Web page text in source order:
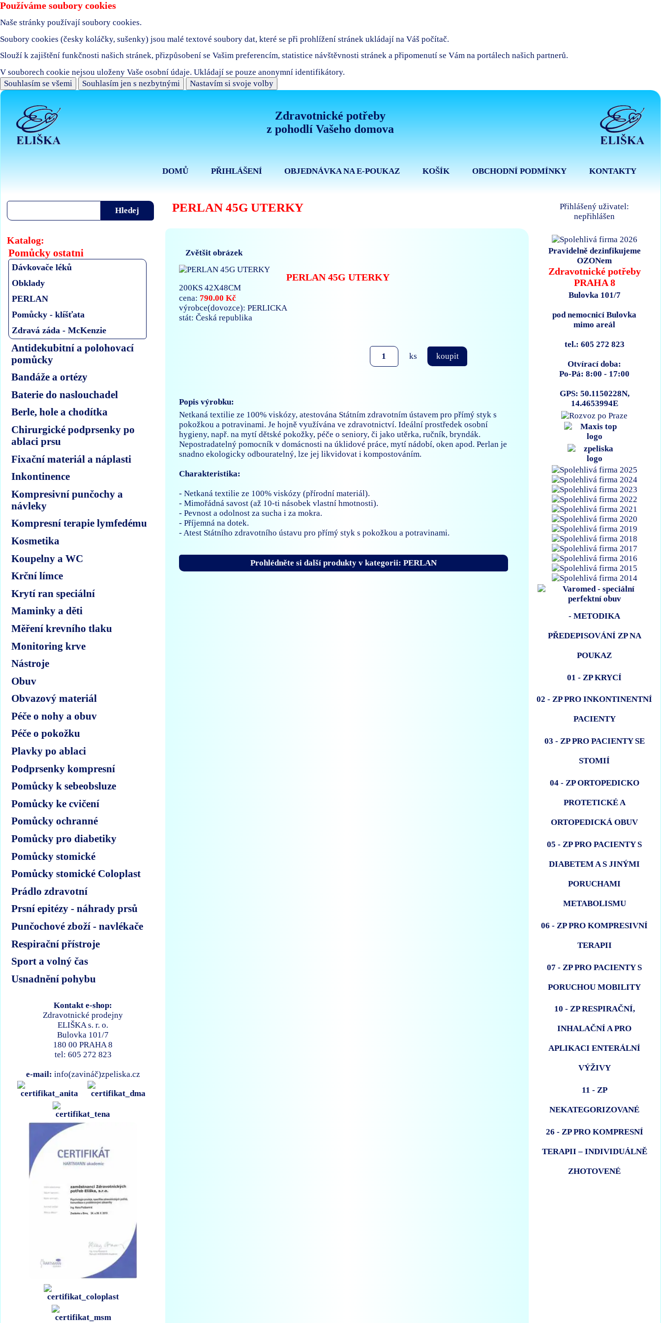
Používáme soubory cookies
Naše stránky používají soubory cookies.
Soubory cookies (česky koláčky, sušenky) jsou malé textové soubory dat, které se při prohlížení stránek ukládají na Váš počítač.
Slouží k zajištění funkčnosti našich stránek, přizpůsobení se Vašim preferencím, statistice návštěvnosti stránek a připomenutí se Vám na portálech našich partnerů.
V souborech cookie nejsou uloženy Vaše osobní údaje. Ukládají se pouze anonymní identifikátory.
Souhlasím se všemi
Souhlasím jen s nezbytnými Nastavím si svoje volby
Zdravotnické potřeby
z pohodlí Vašeho domova
KONTAKTY
OBCHODNÍ PODMÍNKY
KOŠÍK
OBJEDNÁVKA NA E-POUKAZ
PŘIHLÁŠENÍ
DOMŮ
PERLAN 45G UTERKY
Přihlášený uživatel:
nepřihlášen
Katalog:
Pomůcky ostatni
Dávkovače léků
Obklady
PERLAN
Pomůcky - klíšťata
Zdravá záda - McKenzie
Antidekubitní a polohovací
pomůcky
Bandáže a ortézy
Baterie do naslouchadel
Berle, hole a chodítka
Chirurgické podprsenky po
ablaci prsu
Fixační materiál a náplasti
Inkontinence
Kompresivní punčochy a
návleky
Kompresní terapie lymfedému
Kosmetika
Koupelny a WC
Krční límce
Krytí ran speciální
Maminky a děti
Měření krevního tlaku
Monitoring krve
Nástroje
Obuv
Obvazový materiál
Péče o nohy a obuv
Péče o pokožku
Plavky po ablaci
Podprsenky kompresní
Pomůcky k sebeobsluze
Pomůcky ke cvičení
Pomůcky ochranné
Pomůcky pro diabetiky
Pomůcky stomické
Pomůcky stomické Coloplast
Prádlo zdravotní
Prsní epitézy - náhrady prsů
Punčochové zboží - navlékače
Respirační přístroje
Sport a volný čas
Usnadnění pohybu
Kontakt e-shop:
Zdravotnické prodejny
ELIŠKA s. r. o.
Bulovka 101/7
180 00 PRAHA 8
tel: 605 272 823
e-mail: info(zavináč)zpeliska.cz
Zvětšit obrázek
PERLAN 45G UTERKY
200KS 42X48CM
cena: 790.00 Kč
výrobce(dovozce): PERLICKA
stát: Česká republika
ks koupit
Popis výrobku:
Netkaná textilie ze 100% viskózy, atestována Státním zdravotním ústavem pro přímý styk s
pokožkou a potravinami. Je hojně využívána ve zdravotnictví. Ideální prostředek osobní
hygieny, např. na mytí dětské pokožky, péče o seniory, či jako utěrka, ručník, bryndák.
Nepostradatelný pomocník v domácnosti na úklidové práce, mytí nádobí, oken apod. Perlan je
snadno ekologicky odbouratelný, lze jej likvidovat i kompostováním.
Charakteristika:
- Netkaná textilie ze 100% viskózy (přírodní materiál).
- Mimořádná savost (až 10-ti násobek vlastní hmotnosti).
- Pevnost a odolnost za sucha i za mokra.
- Příjemná na dotek.
- Atest Státního zdravotního ústavu pro přímý styk s pokožkou a potravinami.
Prohlédněte si další produkty v kategorii: PERLAN
Pravidelně dezinfikujeme
OZONem
Zdravotnické potřeby
PRAHA 8
Bulovka 101/7
pod nemocnicí Bulovka
mimo areál
tel.: 605 272 823
Otvírací doba:
Po-Pá: 8:00 - 17:00
GPS: 50.1150228N,
14.4653994E
- METODIKA
PŘEDEPISOVÁNÍ ZP NA
POUKAZ
01 - ZP KRYCÍ
02 - ZP PRO INKONTINENTNÍ
PACIENTY
03 - ZP PRO PACIENTY SE
STOMIÍ
04 - ZP ORTOPEDICKO
PROTETICKÉ A
ORTOPEDICKÁ OBUV
05 - ZP PRO PACIENTY S
DIABETEM A S JINÝMI
PORUCHAMI
METABOLISMU
06 - ZP PRO KOMPRESIVNÍ
TERAPII
07 - ZP PRO PACIENTY S
PORUCHOU MOBILITY
10 - ZP RESPIRAČNÍ,
INHALAČNÍ A PRO
APLIKACI ENTERÁLNÍ
VÝŽIVY
11 - ZP
NEKATEGORIZOVANÉ
26 - ZP PRO KOMPRESNÍ
TERAPII – INDIVIDUÁLNĚ
ZHOTOVENÉ